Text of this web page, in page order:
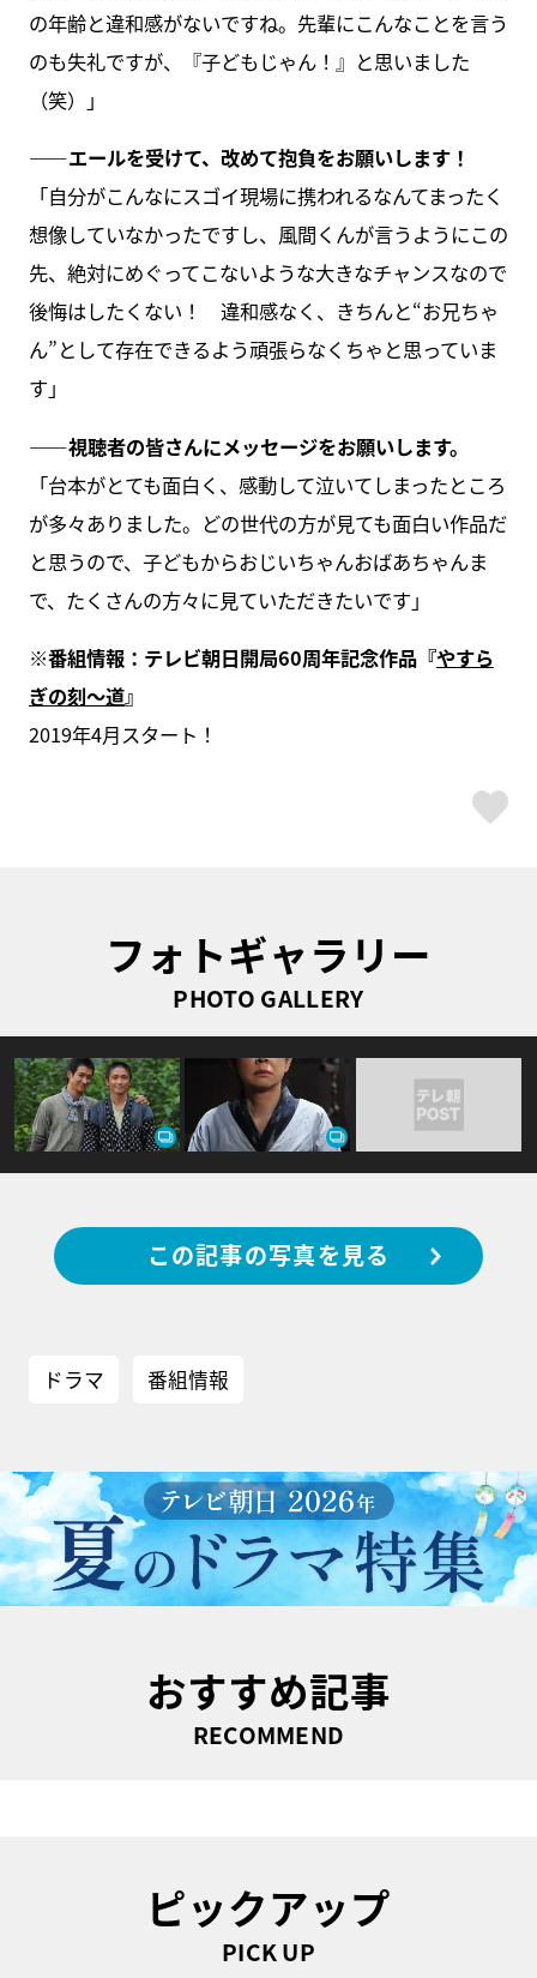
の年齢と違和感がないですね。先輩にこんなことを言う
のも失礼ですが、『子どもじゃん！』と思いました
（笑）」
――エールを受けて、改めて抱負をお願いします！
「自分がこんなにスゴイ現場に携われるなんてまったく
想像していなかったですし、風間くんが言うようにこの
先、絶対にめぐってこないような大きなチャンスなので
後悔はしたくない！ 違和感なく、きちんと“お兄ちゃ
ん”として存在できるよう頑張らなくちゃと思っていま
す」
――視聴者の皆さんにメッセージをお願いします。
「台本がとても面白く、感動して泣いてしまったところ
が多々ありました。どの世代の方が見ても面白い作品だ
と思うので、子どもからおじいちゃんおばあちゃんま
で、たくさんの方々に見ていただきたいです」
※番組情報：テレビ朝日開局60周年記念作品『やすら
ぎの刻～道』
2019年4月スタート！
フォトギャラリー
PHOTO GALLERY
この記事の写真を見る
ドラマ 番組情報
おすすめ記事
RECOMMEND
ピックアップ
PICK UP